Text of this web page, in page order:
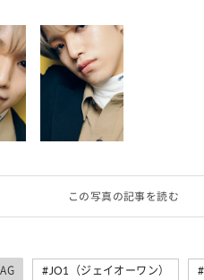
この写真の記事を読む
JO1（ジェイオーワン）